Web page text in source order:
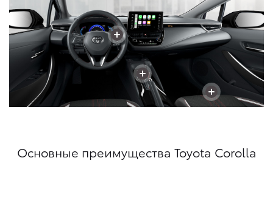
+
+
+
Основные преимущества Toyota Corolla